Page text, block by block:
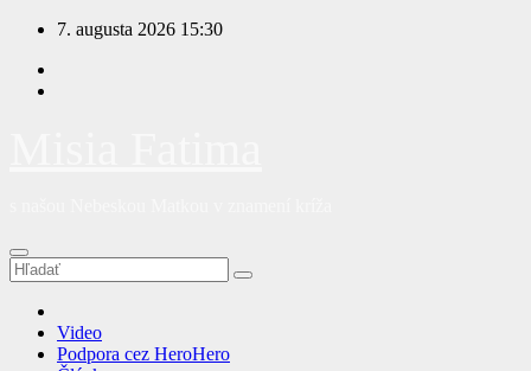
Prejsť
obsah
7. augusta 2026 15:30
Video
Podpora cez HeroHero